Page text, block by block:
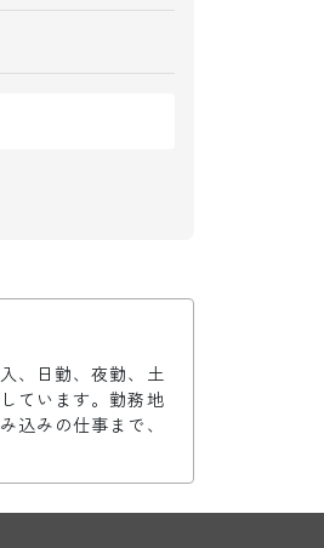
、日勤、夜勤、土
ています。勤務地
みの仕事まで、